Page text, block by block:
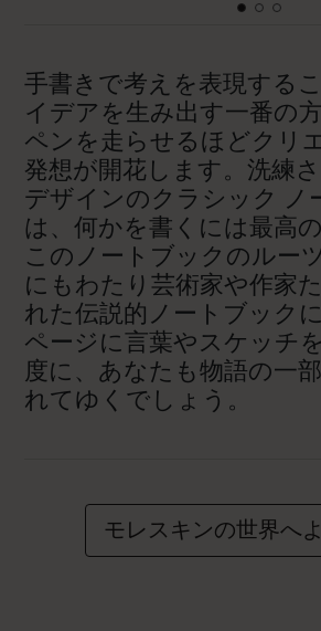
手書きで考えを表現する
イデアを生み出す一番の方
ペンを走らせるほどクリ
発想が開花します。洗練
デザインのクラシック ノ
は、何かを書くには最高の
このノートブックのルー
にもわたり芸術家や作家
れた伝説的ノートブック
ページに言葉やスケッチ
度に、あなたも物語の一
れてゆくでしょう。
モレスキンの世界へ